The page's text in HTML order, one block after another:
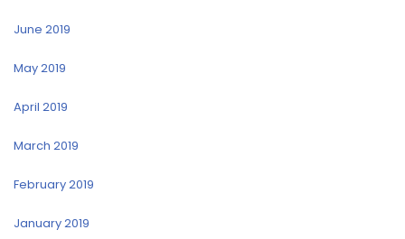
June 2019
May 2019
April 2019
March 2019
February 2019
January 2019